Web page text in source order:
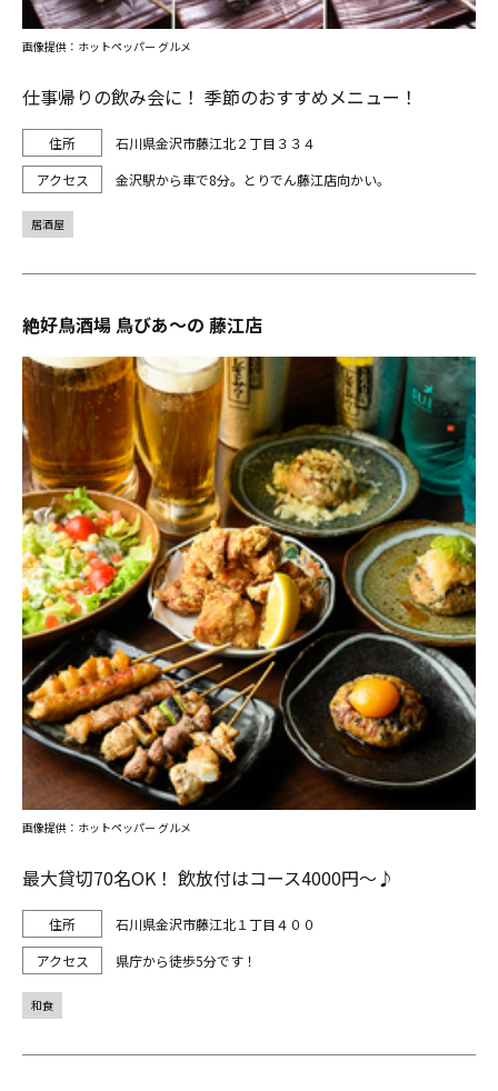
仕事帰りの飲み会に！ 季節のおすすめメニュー！
石川県金沢市藤江北２丁目３３４
金沢駅から車で8分。とりでん藤江店向かい。
画像提供：ホットペッパー グルメ
居酒屋
絶好鳥酒場 鳥びあ～の 藤江店
最大貸切70名OK！ 飲放付はコース4000円～♪
石川県金沢市藤江北１丁目４００
県庁から徒歩5分です！
画像提供：ホットペッパー グルメ
和食